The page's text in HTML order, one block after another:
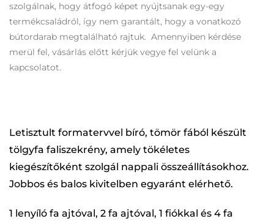
szolgálnak, hogy átfogó képet nyújtsanak egy-egy
termékcsaládról, így nem garantált, hogy a vonatkozó
bútordarab megtalálható rajtuk. Amennyiben kérdése
merül fel, vásárlás előtt kérjük vegye fel velünk a
kapcsolatot.
Letisztult formatervvel bíró, tömör fából készült
tölgyfa faliszekrény, amely tökéletes
kiegészítőként szolgál nappali összeállításokhoz.
Jobbos és balos kivitelben egyaránt elérhető.
1 lenyíló fa ajtóval, 2 fa ajtóval, 1 fiókkal és 4 fa